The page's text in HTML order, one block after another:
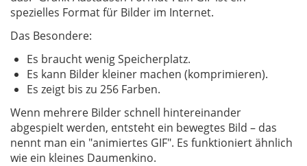
spezielles Format für Bilder im Internet.
Das Besondere:
Es braucht wenig Speicherplatz.
Es kann Bilder kleiner machen (komprimieren).
Es zeigt bis zu 256 Farben.
Wenn mehrere Bilder schnell hintereinander
abgespielt werden, entsteht ein bewegtes Bild – das
nennt man ein "animiertes GIF". Es funktioniert ähnlich
wie ein kleines Daumenkino.